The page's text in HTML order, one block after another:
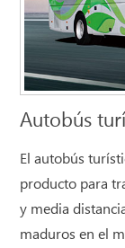
Autobús
El autobús
producto para
y media
maduros en el